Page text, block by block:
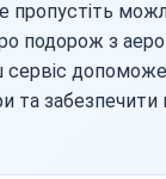
пропустіть
подорож з
та